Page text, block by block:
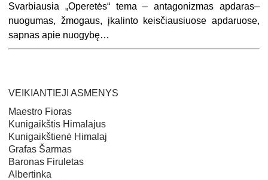
Svarbiausia „Operetės“ tema – antagonizmas apdaras–
nuogumas, žmogaus, įkalinto keisčiausiuose apdaruose,
sapnas apie nuogybę…
VEIKIANTIEJI ASMENYS
Maestro Fioras
Kunigaikštis Himalajus
Kunigaikštienė Himalaj
Grafas Šarmas
Baronas Firuletas
Albertinka